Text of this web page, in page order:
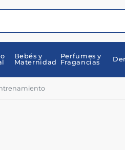
Bebés y
Maternidad
Perfumes y
Fragancias